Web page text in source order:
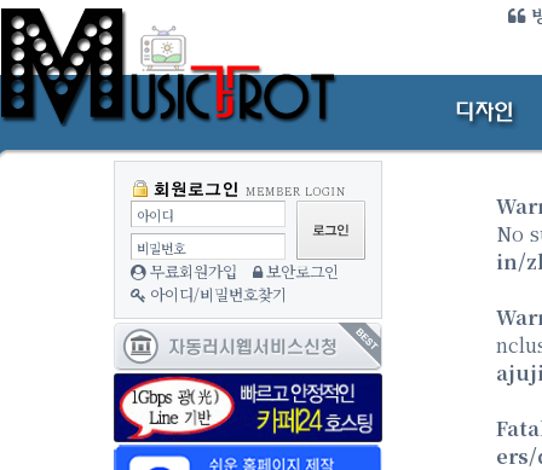
아이디
비밀번호
무료회원가입
보안로그인
아이디/비밀번호찾기
No
in/